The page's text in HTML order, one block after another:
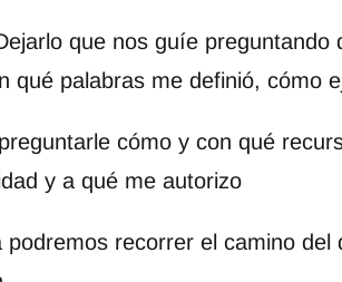
que nos guíe preguntando
qué palabras me definió, cómo
cómo y con qué
y a qué me autorizo
recorrer el camino del